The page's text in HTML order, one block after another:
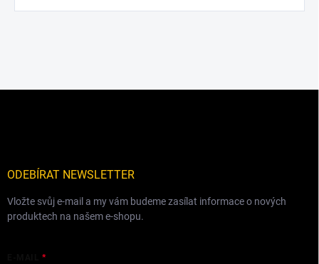
ODEBÍRAT NEWSLETTER
Vložte svůj e-mail a my vám budeme zasílat informace o nových
produktech na našem e-shopu.